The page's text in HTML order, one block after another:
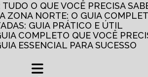
O QUE VOCÊ PRECISA
ZONA NORTE: O GUIA
GUIA PRÁTICO E ÚTIL
COMPLETO QUE VOCÊ
ESSENCIAL PARA SUCESSO